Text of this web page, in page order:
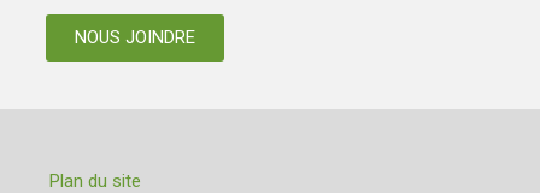
NOUS JOINDRE
Plan du site